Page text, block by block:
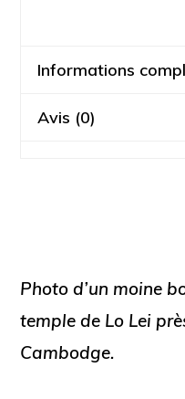
Informations
Avis (0)
Photo d’un moine
temple de Lo Lei
Cambodge.